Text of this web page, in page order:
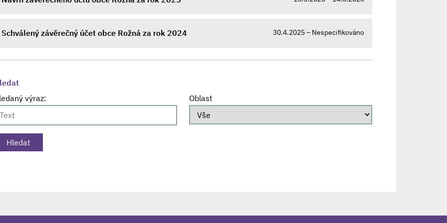
Schválený závěrečný účet obce Rožná za rok 2024 30.4.2025 – Nespecifikováno
výraz:
Oblast